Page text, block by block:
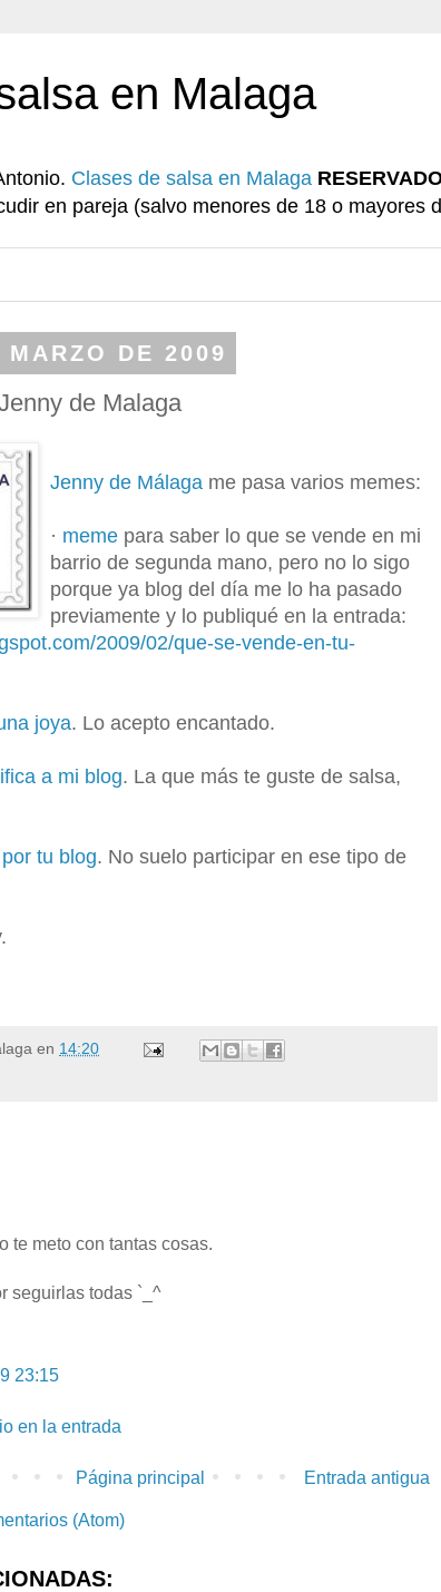
en Malaga
Clases de salsa en Malaga
en pareja (salvo menores de 18 o mayores
DE 2009
de Malaga
Jenny de Málaga me pasa varios memes:
· meme para saber lo que se vende en mi
barrio de segunda mano, pero no lo sigo
porque ya blog del día me lo ha pasado
previamente y lo publiqué en la entrada:
2009/02/que-se-vende-en-tu-
joya. Lo acepto encantado.
a mi blog. La que más te guste de salsa,
tu blog. No suelo participar en ese tipo de
en 14:20
te meto con tantas cosas.
seguirlas todas `_^
23:15
en la entrada
Entrada antigua
Página principal
(Atom)